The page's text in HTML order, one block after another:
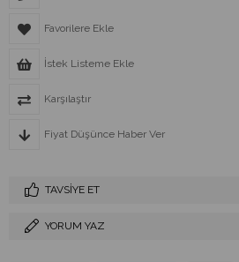
Favorilere Ekle
İstek Listeme Ekle
Karşılaştır
Fiyat Düşünce Haber Ver
TAVSIYE ET
YORUM YAZ